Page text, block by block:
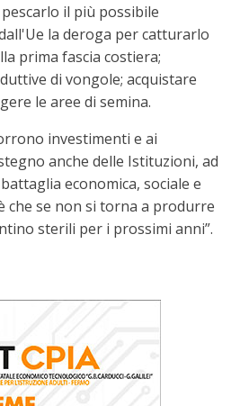
il più possibile
la deroga per catturarlo
prima fascia costiera;
di vongole; acquistare
le aree di semina.
investimenti e ai
anche delle Istituzioni, ad
economica, sociale e
che se non si torna a produrre
sterili per i prossimi anni”.